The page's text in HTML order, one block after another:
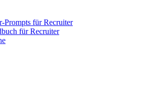
für Recruiter
für Recruiter